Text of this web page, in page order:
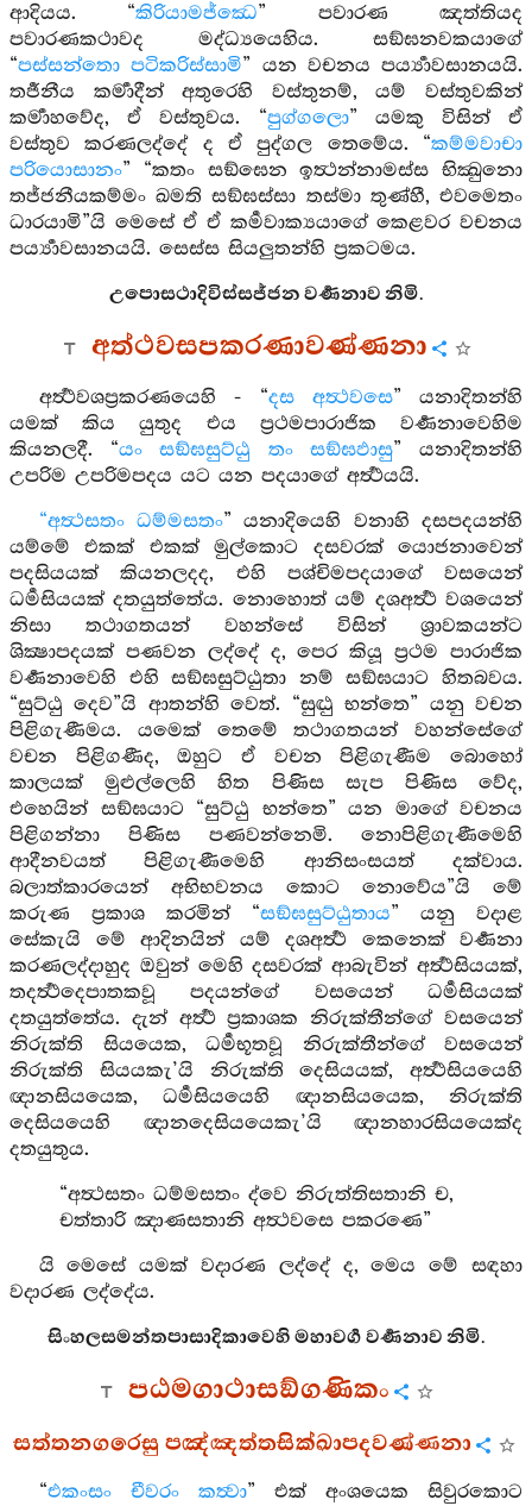
ආදියය. “කිරියාමජ්ඣෙ” පවාරණ ඤත්තියද
පවාරණකථාවද මද්ධ්‍යයෙහිය. සඞ්ඝනවකයාගේ
“පස්සන්තො පටිකරිස්සාමි” යන වචනය පර්‍ය්‍යාවසානයයි.
තර්‍ජනීය කර්‍මාදීන් අතුරෙහි වස්තුනම්, යම් වස්තුවකින්
කර්‍මාහවේද, ඒ වස්තුවය. “පුග්ගලො” යමකු විසින් ඒ
වස්තුව කරණලද්දේ ද ඒ පුද්ගල තෙමේය. “කම්මවාචා
පරියොසානං” “කතං සඞ්ඝෙන ඉත්‍ථන්නාමස්ස භික්‍ඛුනො
තජ්ජනීයකම්මං ඛමති සඞ්ඝස්සා තස්මා තුණ්හී, එවමෙතං
ධාරයාමි”යි මෙසේ ඒ ඒ කර්‍මවාක්‍යයාගේ කෙළවර වචනය
පර්‍ය්‍යාවසානයයි. සෙස්ස සියලුතන්හි ප්‍රකටමය.
උපොසථාදිවිස්සජ්ජන වර්‍ණනාව නිමි.
අත්ථවසපකරණාවණ්ණනා
අර්‍ත්‍ථවශප්‍රකරණයෙහි - “දස අත්‍ථවසෙ” යනාදිතන්හි
යමක් කිය යුතුද එය ප්‍රථමපාරාජික වර්‍ණනාවෙහිම
කියනලදී. “යං සඞ්ඝසුට්ඨු තං සඞ්ඝඵාසු” යනාදිතන්හි
උපරිම උපරිමපදය යට යන පදයාගේ අර්‍ත්‍ථයයි.
“අත්‍ථසතං ධම්මසතං” යනාදියෙහි වනාහි දසපදයන්හි
යම්මේ එකක් එකක් මුල්කොට දසවරක් යොජනාවෙන්
පදසියයක් කියනලදද, එහි පශ්චිමපදයාගේ වසයෙන්
ධර්‍මසියයක් දතයුත්තේය. නොහොත් යම් දශඅර්‍ත්‍ථ වශයෙන්
නිසා තථාගතයන් වහන්සේ විසින් ශ්‍රාවකයන්ට
ශික්‍ෂාපදයක් පණවන ලද්දේ ද, පෙර කියූ ප්‍රථම පාරාජික
වර්‍ණනාවෙහි එහි සඞ්ඝසුට්ඨුතා නම් සඞ්ඝයාට හිතබවය.
“සුට්ඨු දෙව”යි ආතන්හි වෙත්. “සුට්‍ඨු භන්තෙ” යනු වචන
පිළිගැණීමය. යමෙක් තෙමේ තථාගතයන් වහන්සේගේ
වචන පිළිගණීද, ඔහුට ඒ වචන පිළිගැණීම බොහෝ
කාලයක් මුළුල්ලෙහි හිත පිණිස සැප පිණිස වේද,
එහෙයින් සඞ්ඝයාට “සුට්ඨු භන්තෙ” යන මාගේ වචනය
පිළිගන්නා පිණිස පණවන්නෙමි. නොපිළිගැණීමෙහි
ආදීනවයත් පිළිගැණීමෙහි ආනිසංසයත් දක්වාය.
බලාත්කාරයෙන් අභිභවනය කොට නොවේය”යි මේ
කරුණ ප්‍රකාශ කරමින් “සඞ්ඝසුට්ඨුතාය” යනු වදාළ
සේකැයි මේ ආදිනයින් යම් දශඅර්‍ත්‍ථ කෙනෙක් වර්‍ණනා
කරණලද්දාහුද ඔවුන් මෙහි දසවරක් ආබැවින් අර්‍ත්‍ථසියයක්,
තදර්‍ත්‍ථදෙපාතකවූ පදයන්ගේ වසයෙන් ධර්‍මසියයක්
දතයුත්තේය. දැන් අර්‍ත්‍ථ ප්‍රකාශක නිරුක්තීන්ගේ වසයෙන්
නිරුක්ති සියයෙක, ධර්‍මභූතවූ නිරුක්තීන්ගේ වසයෙන්
නිරුක්ති සියයකැ’යි නිරුක්ති දෙසියයක්, අර්‍ත්‍ථසියයෙහි
ඥානසියයෙක, ධර්‍මසියයෙහි ඥානසියයෙක, නිරුක්ති
දෙසියයෙහි ඥානදෙසියයෙකැ’යි ඥානහාරසියයෙක්ද
දතයුතුය.
“අත්‍ථසතං ධම්මසතං ද්වෙ නිරුත්තිසතානි ච,
චත්තාරි ඤාණසතානි අත්‍ථවසෙ පකරණෙ”
යි මෙසේ යමක් වදාරණ ලද්දේ ද, මෙය මේ සඳහා
වදාරණ ලද්දේය.
සිංහලසමන්තපාසාදිකාවෙහි මහාවර්‍ග වර්‍ණනාව නිමි.
පඨමගාථාසඞ්ගණිකං
සත්තනගරෙසු පඤ්ඤත්තසික්ඛාපදවණ්ණනා
“එකංසං චීවරං කත්‍වා” එක් අංශයෙක සිවුරකොට